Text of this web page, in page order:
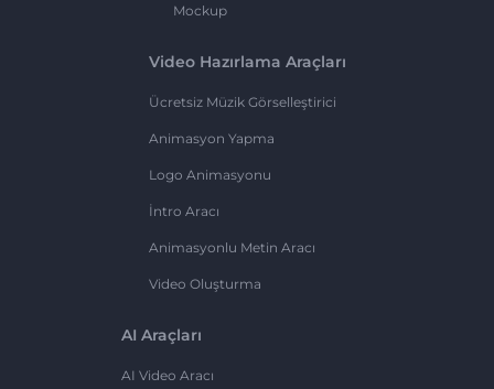
Mockup
Video Hazırlama Araçları
Ücretsiz Müzik Görselleştirici
Animasyon Yapma
Logo Animasyonu
İntro Aracı
Animasyonlu Metin Aracı
Video Oluşturma
AI Araçları
AI Video Aracı